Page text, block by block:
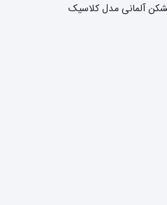
آلمانی مدل کلاسیک